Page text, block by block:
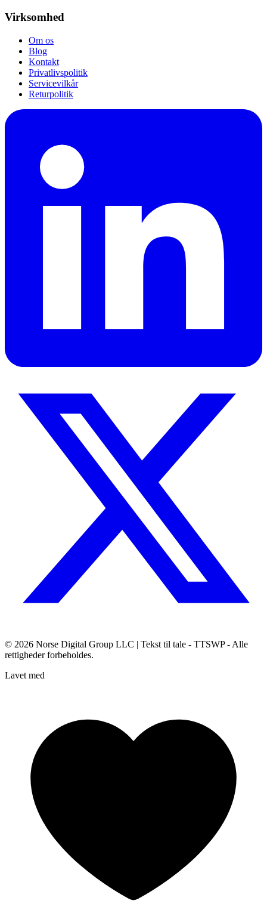
Virksomhed
Om os
Blog
Kontakt
Privatlivspolitik
Servicevilkår
Returpolitik
© 2026 Norse Digital Group LLC | Tekst til tale - TTSWP - Alle
rettigheder forbeholdes.
Lavet med